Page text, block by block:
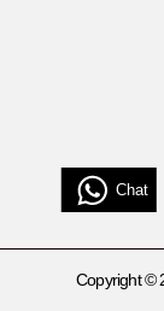
Copyright ©
Chat